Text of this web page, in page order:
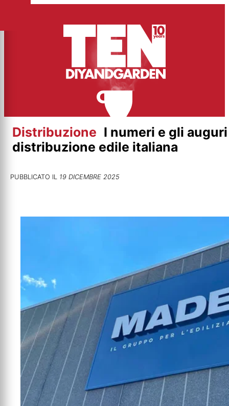
contenuto
Distribuzione I numeri e gli
distribuzione edile italiana
PUBBLICATO IL 19 DICEMBRE 2025